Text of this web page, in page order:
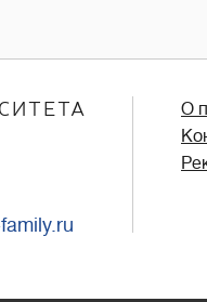
О